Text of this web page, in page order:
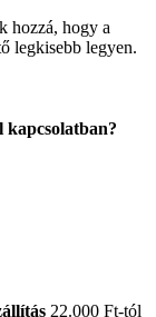
hozzá, hogy a
legkisebb legyen.
kapcsolatban?
22.000 Ft-tól